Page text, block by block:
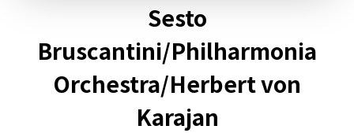
Sesto
Bruscantini/Philharmonia
Orchestra/Herbert von
Karajan